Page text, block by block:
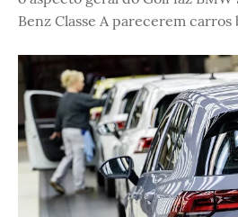
Benz Classe A parecerem carros